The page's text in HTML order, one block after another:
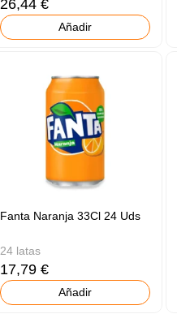
26,44 €
Añadir
Fanta Naranja 33Cl 24 Uds
24 latas
17,79 €
Añadir